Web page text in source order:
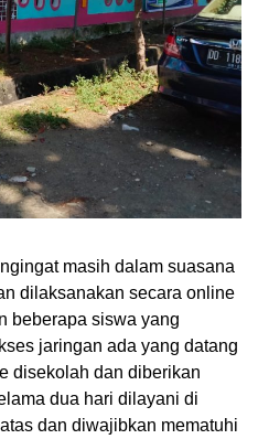
masih dalam suasana
dilaksanakan secara online
beberapa siswa yang
jaringan ada yang datang
disekolah dan diberikan
dua hari dilayani di
dan diwajibkan mematuhi